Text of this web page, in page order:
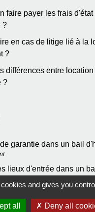
faire payer les frais
?
en cas de litige lié à la
?
différences entre
?
garantie dans un bail
lieux d'entrée dans un
Signaler une
and gives you
all
Deny all